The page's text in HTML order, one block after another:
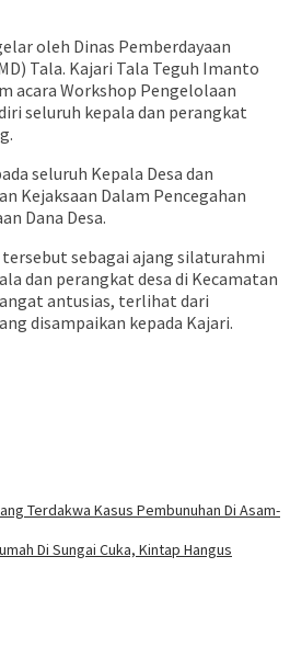
oleh Dinas Pemberdayaan
Tala. Kajari Tala Teguh Imanto
acara Workshop Pengelolaan
seluruh kepala dan perangkat
seluruh Kepala Desa dan
Kejaksaan Dalam Pencegahan
Dana Desa.
sebagai ajang silaturahmi
dan perangkat desa di Kecamatan
antusias, terlihat dari
disampaikan kepada Kajari.
Terdakwa Kasus Pembunuhan Di Asam-
Di Sungai Cuka, Kintap Hangus